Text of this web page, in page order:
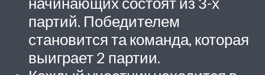
партий. Победителем
становится та команда, которая
выиграет 2 партии.